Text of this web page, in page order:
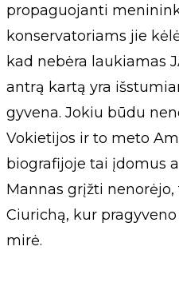
propaguojanti
konservatoriams jie
kad nebėra laukiamas
antrą kartą yra
gyvena. Jokiu būdu
Vokietijos ir to meto
biografijoje tai įdomus
Mannas grįžti
Ciurichą, kur
mirė.